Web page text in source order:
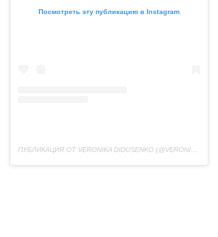
Посмотреть эту публикацию в Instagram
ПУБЛИКАЦИЯ ОТ VERONIKA DIDUSENKO (@VERONIKA_DIDUSENKO)